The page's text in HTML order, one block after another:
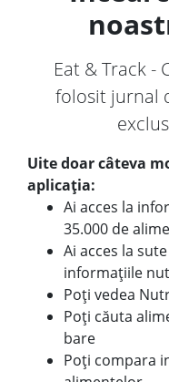
Eat & Track -
folosit jurnal
Uite doar câteva
aplicația:
Ai acces la
35.000 de
Ai acces la
informațiile
Poți vedea
Poți căuta
bare
Poți compara